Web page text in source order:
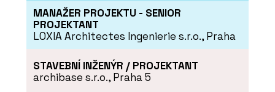
MANAŽER PROJEKTU - SENIOR
PROJEKTANT
LOXIA Architectes Ingenierie s.r.o., Praha
STAVEBNÍ INŽENÝR / PROJEKTANT
archibase s.r.o., Praha 5